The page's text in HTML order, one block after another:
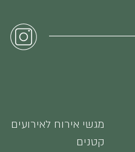
מגשי אירוח לאירועים
קטנים